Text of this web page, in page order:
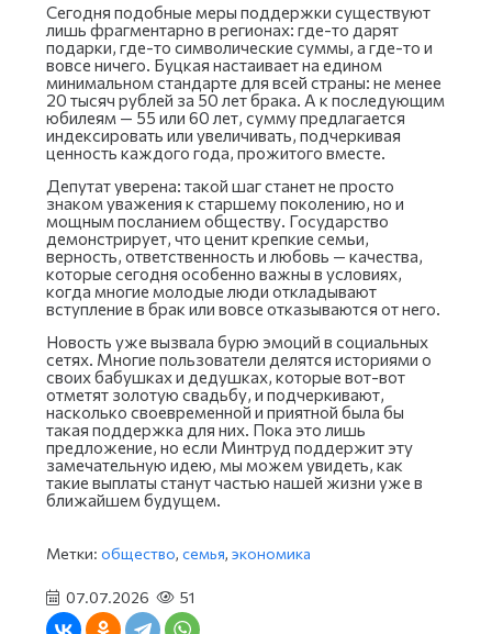
Сегодня подобные меры поддержки существуют
лишь фрагментарно в регионах: где-то дарят
подарки, где-то символические суммы, а где-то и
вовсе ничего. Буцкая настаивает на едином
минимальном стандарте для всей страны: не менее
20 тысяч рублей за 50 лет брака. А к последующим
юбилеям — 55 или 60 лет, сумму предлагается
индексировать или увеличивать, подчеркивая
ценность каждого года, прожитого вместе.
Депутат уверена: такой шаг станет не просто
знаком уважения к старшему поколению, но и
мощным посланием обществу. Государство
демонстрирует, что ценит крепкие семьи,
верность, ответственность и любовь — качества,
которые сегодня особенно важны в условиях,
когда многие молодые люди откладывают
вступление в брак или вовсе отказываются от него.
Новость уже вызвала бурю эмоций в социальных
сетях. Многие пользователи делятся историями о
своих бабушках и дедушках, которые вот-вот
отметят золотую свадьбу, и подчеркивают,
насколько своевременной и приятной была бы
такая поддержка для них. Пока это лишь
предложение, но если Минтруд поддержит эту
замечательную идею, мы можем увидеть, как
такие выплаты станут частью нашей жизни уже в
ближайшем будущем.
Метки: общество, семья, экономика
07.07.2026 51